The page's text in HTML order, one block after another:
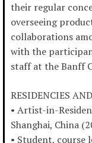
their regular
overseeing
collaborations
with the
staff at the Banff
RESIDENCIES
• Artist-in-
Shanghai, China
• Student, course